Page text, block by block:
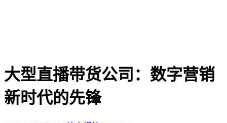
大型直播带货公司：数字营销
新时代的先锋